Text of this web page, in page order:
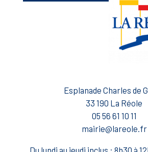
Esplanade Charles de
33 190 La Réole
05 56 61 10 11
mairie@lareole.fr
Du lundi au jeudi inclus : 8h30 à